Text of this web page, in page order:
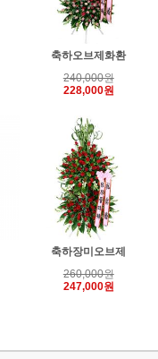
축하오브제화환
240,000원
228,000원
축하장미오브제
260,000원
247,000원